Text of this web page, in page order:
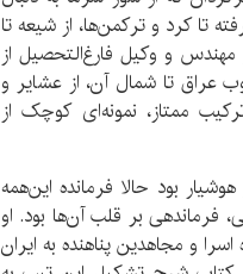
تا کرد و ترکمن‌ها، از شیعه تا
و وکیل فارغ‌التحصیل از
عراق تا شمال آن، از عشایر و
ممتاز، نمونه‌ای کوچک از
بود حالا فرمانده این‌همه
فرماندهی بر قلب آن‌ها بود. او
و مجاهدین پناهنده به ایران